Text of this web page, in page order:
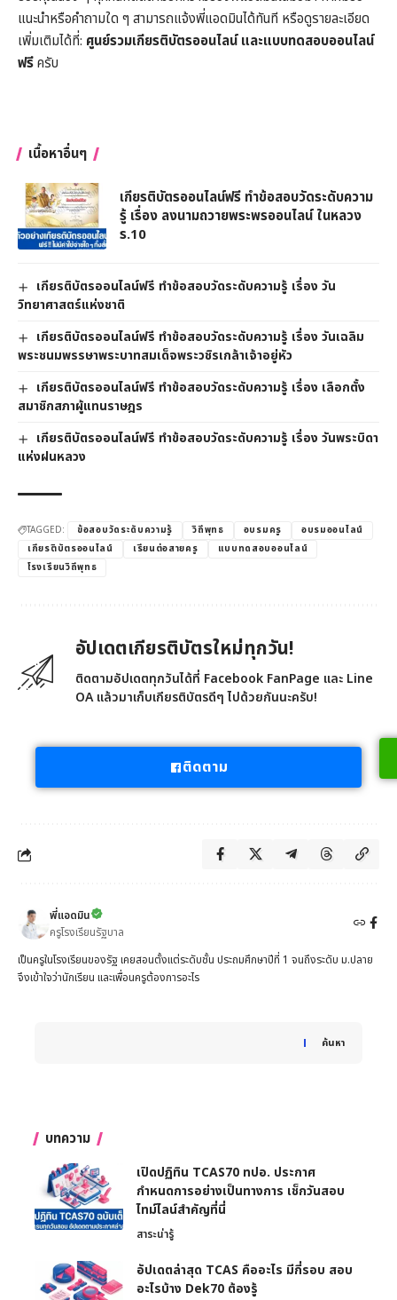
แนะนำหรือคำถามใด ๆ สามารถแจ้งพี่แอดมินได้ทันที หรือดูรายละเอียด
เพิ่มเติมได้ที่: ศูนย์รวมเกียรติบัตรออนไลน์ และแบบทดสอบออนไลน์
ฟรีครับ
เนื้อหาอื่นๆ
เกียรติบัตรออนไลน์ฟรี ทำข้อสอบวัดระดับความ
รู้ เรื่อง ลงนามถวายพระพรออนไลน์ ในหลวง
ร.10
เกียรติบัตรออนไลน์ฟรี ทำข้อสอบวัดระดับความรู้ เรื่อง วัน
วิทยาศาสตร์แห่งชาติ
เกียรติบัตรออนไลน์ฟรี ทำข้อสอบวัดระดับความรู้ เรื่อง วันเฉลิม
พระชนมพรรษาพระบาทสมเด็จพระวชิรเกล้าเจ้าอยู่หัว
เกียรติบัตรออนไลน์ฟรี ทำข้อสอบวัดระดับความรู้ เรื่อง เลือกตั้ง
สมาชิกสภาผู้แทนราษฎร
เกียรติบัตรออนไลน์ฟรี ทำข้อสอบวัดระดับความรู้ เรื่อง วันพระบิดา
แห่งฝนหลวง
TAGGED: ข้อสอบวัดระดับความรู้ วิถีพุทธ อบรมครู
อบรมออนไลน์
เกียรติบัตรออนไลน์
เรียนต่อสายครู
แบบทดสอบออนไลน์
โรงเรียนวิถีพุทธ
อัปเดตเกียรติบัตรใหม่ทุกวัน!
ติดตามอัปเดตทุกวันได้ที่ Facebook FanPage และ Line
OA แล้วมาเก็บเกียรติบัตรดีๆ ไปด้วยกันนะครับ!
ติดตาม
พี่แอดมิน
ครูโรงเรียนรัฐบาล
เป็นครูในโรงเรียนของรัฐ เคยสอนตั้งแต่ระดับชั้น ประถมศึกษาปีที่ 1 จนถึงระดับ ม.ปลาย
จึงเข้าใจว่านักเรียน และเพื่อนครูต้องการอะไร
ค้นหา
When autocomplete results are available use up and
บทความ
เปิดปฏิทิน TCAS70 ทปอ. ประกาศ
กำหนดการอย่างเป็นทางการ เช็กวันสอบ
ไทม์ไลน์สำคัญที่นี่
สาระน่ารู้
อัปเดตล่าสุด TCAS คืออะไร มีกี่รอบ สอบ
อะไรบ้าง Dek70 ต้องรู้